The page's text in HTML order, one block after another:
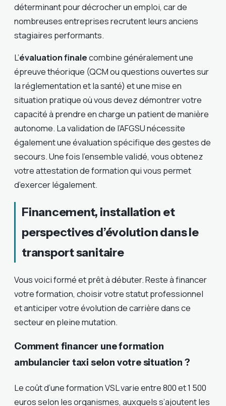
déterminant pour décrocher un emploi, car de
nombreuses entreprises recrutent leurs anciens
stagiaires performants.
L’évaluation finalecombine généralement une
épreuve théorique (QCM ou questions ouvertes sur
la réglementation et la santé) et une mise en
situation pratique où vous devez démontrer votre
capacité à prendre en charge un patient de manière
autonome. La validation de l’AFGSU nécessite
également une évaluation spécifique des gestes de
secours. Une fois l’ensemble validé, vous obtenez
votre attestation de formation qui vous permet
d’exercer légalement.
Financement, installation et
perspectives d’évolution dans le
transport sanitaire
Vous voici formé et prêt à débuter. Reste à financer
votre formation, choisir votre statut professionnel
et anticiper votre évolution de carrière dans ce
secteur en pleine mutation.
Comment financer une formation
ambulancier taxi selon votre situation ?
Le coût d’une formation VSL varie entre 800 et 1 500
euros selon les organismes, auxquels s’ajoutent les